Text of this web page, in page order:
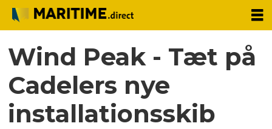
Wind Peak - Tæt på
Cadelers nye
installationsskib